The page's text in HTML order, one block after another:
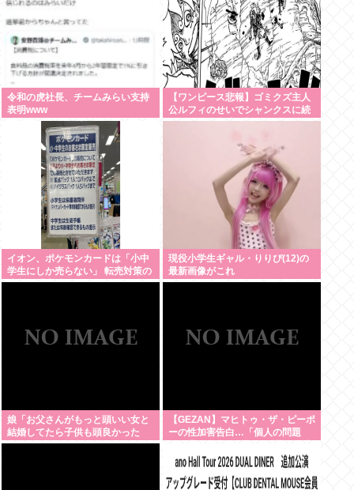
令和の虎社長、チームみらい支持
表明www
【ワンピース悲報】ゴミクズ主人
公ルフィのせいでシャンクスに続
きギャバンの腕も無くなるwww
イオン、ポケモンカードは「小中
学生にしか売らない」 転売対策の
決断が「素晴らしい」
現役小学生ギャル・りりぴ(12)の
最新画像がこれ
娘「お父さんがもっと頭いい女と
結婚してたら子供も頭良かった
よ。頭悪いクソ女と結婚してごめ
【GEZAN】マヒトゥ・ザ・ピーポ
ーの性加害告白…「個人の問題
大